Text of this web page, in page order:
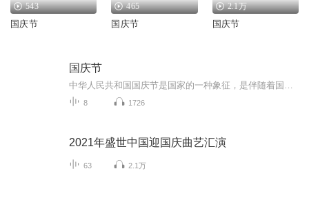
543
国庆节
465
国庆节
2.1万
国庆节
国庆节
8 1726
2021年盛世中国迎国庆曲艺汇演
63 2.1万